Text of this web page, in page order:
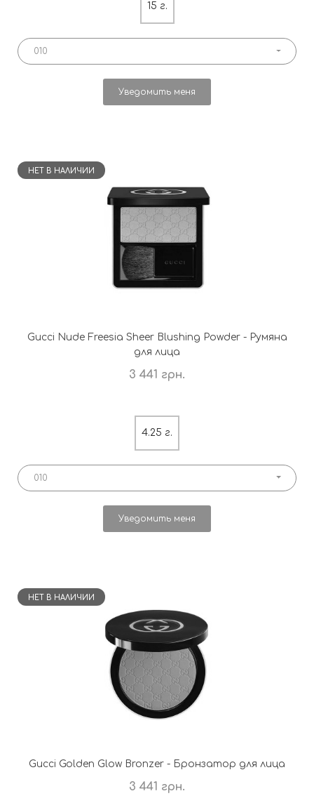
15 г.
010
Уведомить меня
НЕТ В НАЛИЧИИ
Gucci Nude Freesia Sheer Blushing Powder - Румяна
для лица
3 441 грн.
4.25 г.
010
Уведомить меня
НЕТ В НАЛИЧИИ
Gucci Golden Glow Bronzer - Бронзатор для лица
3 441 грн.